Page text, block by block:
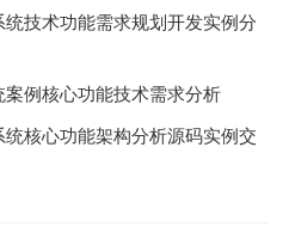
技术功能需求规划开发实例分
例核心功能技术需求分析
核心功能架构分析源码实例交